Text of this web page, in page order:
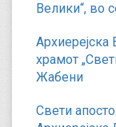
Велики“, во
храмот
Жабени
Свети